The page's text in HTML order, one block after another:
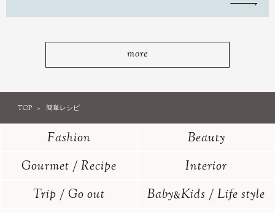
more
TOP 簡単レシピ
Fashion
Beauty
Gourmet / Recipe
Interior
Trip / Go out
Baby&Kids / Life style